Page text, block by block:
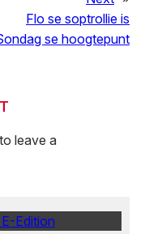
Flo se soptrollie is
se hoogtepunt
to leave a
Edition